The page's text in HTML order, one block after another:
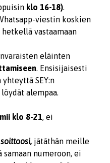
klo 16-18).
viestin koskien
vastaamaan
eläinten
. Ensisijaisesti
SEY:n
alempaa.
klo 8-21, ei
jätäthän meille
numeroon, ei